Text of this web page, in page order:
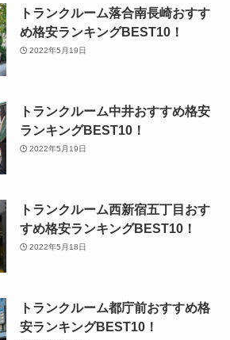
トランクルーム落合南長崎おすす
め格安ランキングBEST10！
2022年5月19日
トランクルーム中井おすすめ格安
ランキングBEST10！
2022年5月19日
トランクルーム西新宿五丁目おす
すめ格安ランキングBEST10！
2022年5月18日
トランクルーム都庁前おすすめ格
安ランキングBEST10！